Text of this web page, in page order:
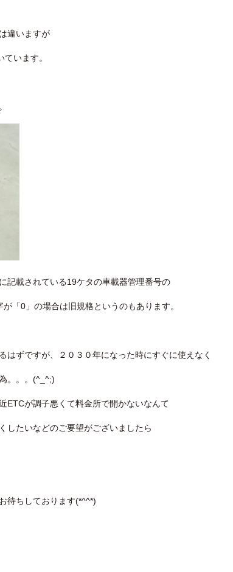
違いますが
います。
記載されている19ケタの車載器管理番号の
「0」の場合は旧規格というのもあります。
はずですが、２０３０年になった時にすぐに使えなく
。。。(^_^;)
ETCが調子悪くて料金所で開かないなんて
したいなどのご要望がございましたら
待ちしております(*^^*)